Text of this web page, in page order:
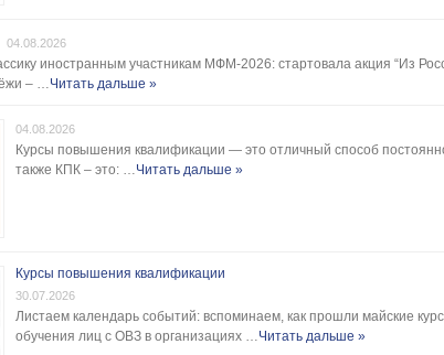
04.08.2026
иностранным участникам МФМ-2026: стартовала акция “Из
– …Читать дальше »
04.08.2026
Курсы повышения квалификации — это отличный способ
также КПК – это: …Читать дальше »
Курсы повышения квалификации
30.07.2026
Листаем календарь событий: вспоминаем, как прошли майские
обучения лиц с ОВЗ в организациях …Читать дальше »